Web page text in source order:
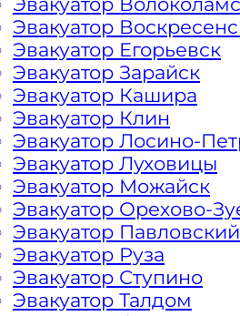
985 222 99 01
Эвакуатор
Эвакуатор Егорьевск
Эвакуатор Зарайск
Эвакуатор Кашира
Эвакуатор Клин
Эвакуатор Лосино-
Эвакуатор Луховицы
Эвакуатор Можайск
Эвакуатор Орехово-
Эвакуатор
Эвакуатор Руза
Эвакуатор Ступино
Эвакуатор Талдом